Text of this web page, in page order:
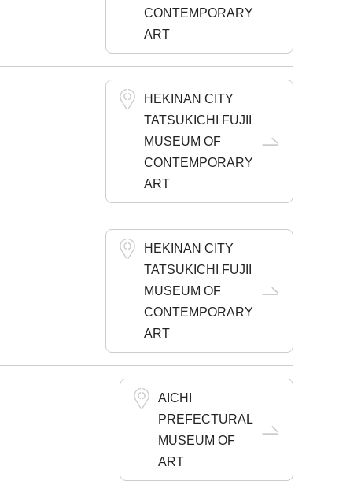
CONTEMPORARY
ART
HEKINAN CITY
TATSUKICHI FUJII
MUSEUM OF
CONTEMPORARY
ART
HEKINAN CITY
TATSUKICHI FUJII
MUSEUM OF
CONTEMPORARY
ART
AICHI
PREFECTURAL
MUSEUM OF
ART